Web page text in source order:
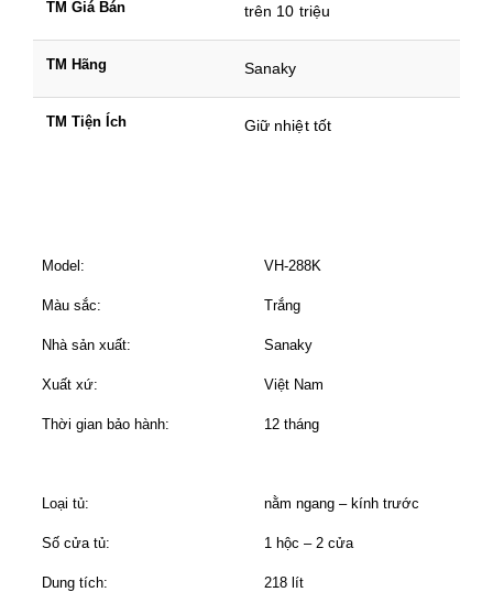
TM Giá Bán trên 10 triệu
TM Hãng Sanaky
TM Tiện Ích Giữ nhiệt tốt
Model: VH-288K
Màu sắc: Trắng
Nhà sản xuất: Sanaky
Xuất xứ: Việt Nam
Thời gian bảo hành: 12 tháng
Loại tủ: nằm ngang – kính trước
Số cửa tủ: 1 hộc – 2 cửa
Dung tích: 218 lít